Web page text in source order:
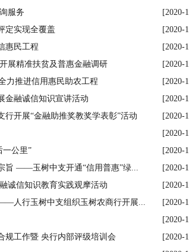
服务
[2020-
定实现全覆盖
[2020-
惠民工程
[2020-
展精准扶贫及普惠金融调研
[2020-
力推进信用惠民助农工程
[2020-
金融诚信知识宣讲活动
[2020-
行开展“金融助推奖教奖学表彰”活动
[2020-
[2020-
一公里”
[2020-
旨 ——玉树中支开通“信用普惠”绿...
[2020-
诚信知识教育实践观摩活动
[2020-
人行玉树中支组织玉树农商行开展...
[2020-
[2020-
规工作暨 央行内部评级培训会
[2020-